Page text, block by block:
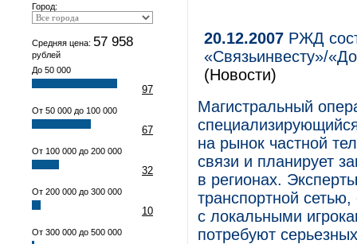
Город:
Средняя цена: 57 958
рублей
До 50 000
97
От 50 000 до 100 000
67
От 100 000 до 200 000
32
От 200 000 до 300 000
10
От 300 000 до 500 000
20.12.2007 РЖД
«Связьинвесту»/
(Новости)
Магистральный
на рынок частной
связи и планирует
в регионах.
транспортной
с локальными
потребуют